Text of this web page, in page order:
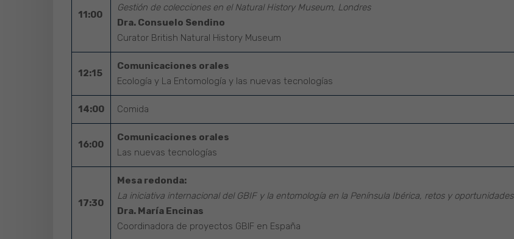
11:00
Gestión de colecciones en el Natural History Museum, Londres
Dra. Consuelo Sendino
Curator British Natural History Museum
12:15
Comunicaciones orales
Ecología y La Entomología y las nuevas tecnologías
14:00 Comida
16:00
Comunicaciones orales
Las nuevas tecnologías
17:30
Mesa redonda:
La iniciativa internacional del GBIF y la entomología en la Península Ibérica, retos y oportunidades
Dra. María Encinas
Coordinadora de proyectos GBIF en España